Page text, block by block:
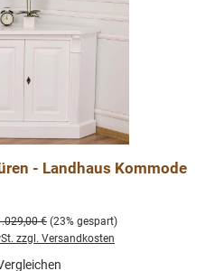
- Landhaus Kommode
Preis:
€ (23% gespart)
zzgl. Versandkosten